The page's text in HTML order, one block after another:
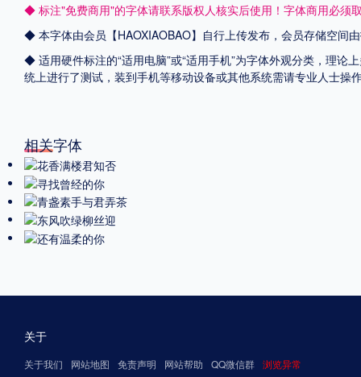
◆ 标注"免费商用"的字体请联系版权人核实后使用！字体商用必须
◆ 本字体由会员【HAOXIAOBAO】自行上传发布，会员存储空间
◆ 适用硬件标注的“适用电脑”或“适用手机”为字体外观分类，理论
统上进行了测试，装到手机等移动设备或其他系统需请专业人士
相关字体
关于
关于我们 网站地图 免责声明 网站帮助 QQ微信群 浏览异常